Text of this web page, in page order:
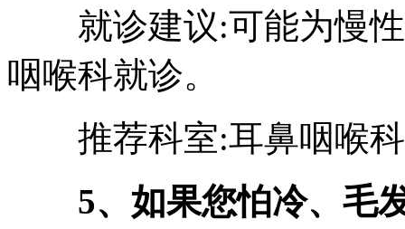
就诊建议:可能为慢性
咽喉科就诊。
推荐科室:耳鼻咽喉科
5、如果您怕冷、毛